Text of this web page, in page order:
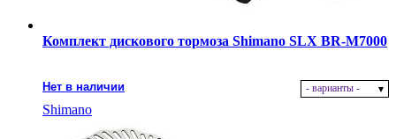
Комплект дискового тормоза Shimano SLX BR-M7000
Нет в наличии - варианты -
Shimano